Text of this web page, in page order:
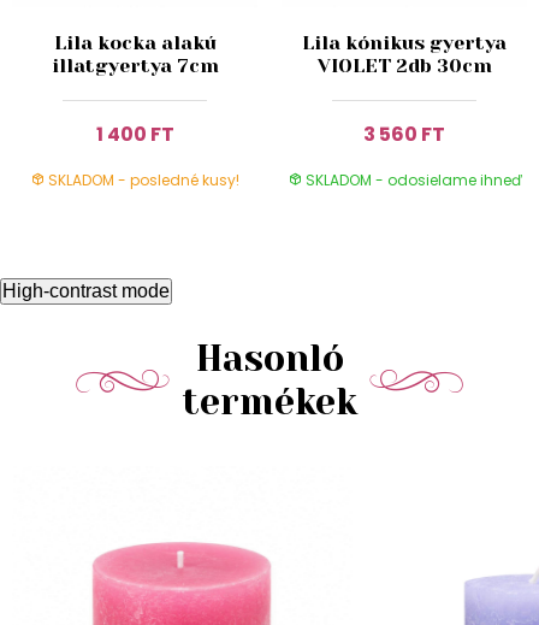
Lila kocka alakú
illatgyertya 7cm
1 400 FT
SKLADOM - posledné kusy!
Lila kónikus gyertya
VIOLET 2db 30cm
3 560 FT
SKLADOM - odosielame ihneď
High-contrast mode
Hasonló
termékek